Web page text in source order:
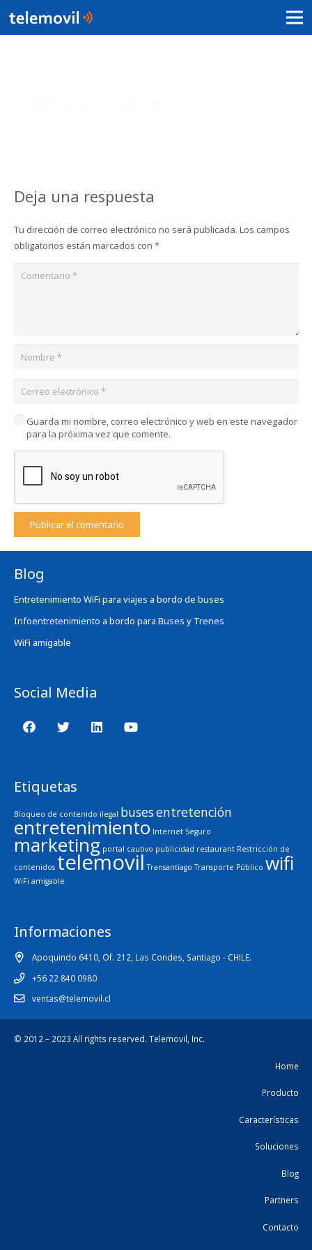
Deja una respuesta
Tu dirección de correo electrónico no será publicada. Los campos
obligatorios están marcados con *
Guarda mi nombre, correo electrónico y web en este navegador
para la próxima vez que comente.
Publicar el comentario
Blog
Entretenimiento WiFi para viajes a bordo de buses
Infoentretenimiento a bordo para Buses y Trenes
WiFi amigable
Social Media
Etiquetas
Bloqueo de contenido ilegal busesentretención
entretenimiento Internet Seguro
marketing portal cautivo publicidad restaurant Restricción de
contenidos telemovil Transantiago Transporte Público wifi
WiFi amigable
Informaciones
Apoquindo 6410, Of. 212, Las Condes, Santiago - CHILE.
+56 22 840 0980
ventas@telemovil.cl
© 2012 – 2023 All rights reserved. Telemovil, Inc.
Home
Producto
Características
Soluciones
Blog
Partners
Contacto